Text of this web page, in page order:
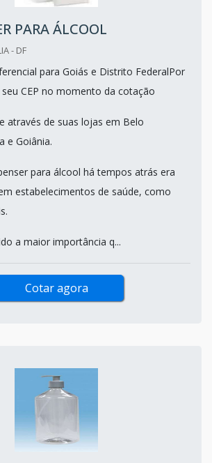
PARA ÁLCOOL
- DF
para Goiás e Distrito FederalPor
CEP no momento da cotação
através de suas lojas em Belo
e Goiânia.
para álcool há tempos atrás era
estabelecimentos de saúde, como
a maior importância q...
Cotar agora